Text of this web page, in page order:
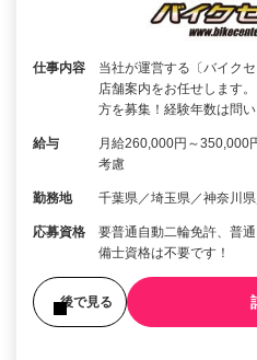
仕事内容
当社が運営する〔バイク
店舗案内をお任せします
方を募集！経験年数は問
給与
月給260,000円～
考慮
勤務地 千葉県／埼玉県／神奈川
応募資格
要普通自動二輪免許、普
備士資格は不要です！
後で見る